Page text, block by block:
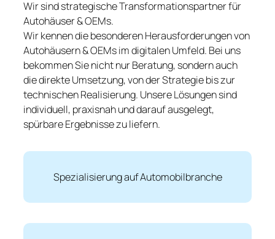
Wir sind strategische Transformationspartner für
Autohäuser & OEMs.
Wir kennen die besonderen Herausforderungen von
Autohäusern & OEMs im digitalen Umfeld. Bei uns
bekommen Sie nicht nur Beratung, sondern auch
die direkte Umsetzung, von der Strategie bis zur
technischen Realisierung. Unsere Lösungen sind
individuell, praxisnah und darauf ausgelegt,
spürbare Ergebnisse zu liefern.
Spezialisierung auf Automobilbranche